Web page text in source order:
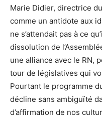
Marie Didier, directrice
comme un antidote aux
ne s’attendait pas à ce
dissolution de
une alliance avec le RN,
tour de législatives qui
Pourtant le programme
décline sans ambiguïté
d’affirmation de nos